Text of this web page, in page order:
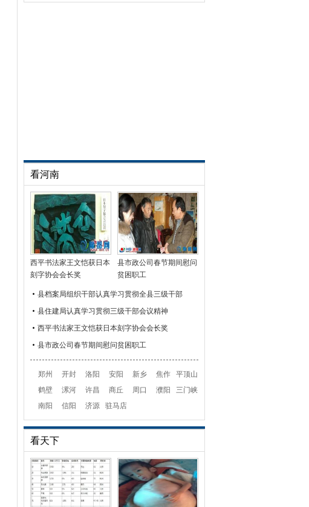
看河南
西平书法家王文恺获日本
刻字协会会长奖
县市政公司春节期间慰问
贫困职工
县档案局组织干部认真学习贯彻全县三级干部
县住建局认真学习贯彻三级干部会议精神
西平书法家王文恺获日本刻字协会会长奖
县市政公司春节期间慰问贫困职工
郑州 开封 洛阳 安阳 新乡 焦作
平顶山
鹤壁
漯河 许昌 商丘 周口 濮阳
三门峡
南阳
信阳 济源 驻马店
看天下